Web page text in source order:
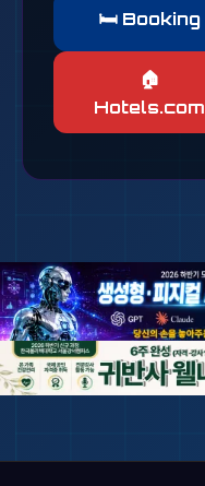
🛏️ Booking
🏠
Hotels.com